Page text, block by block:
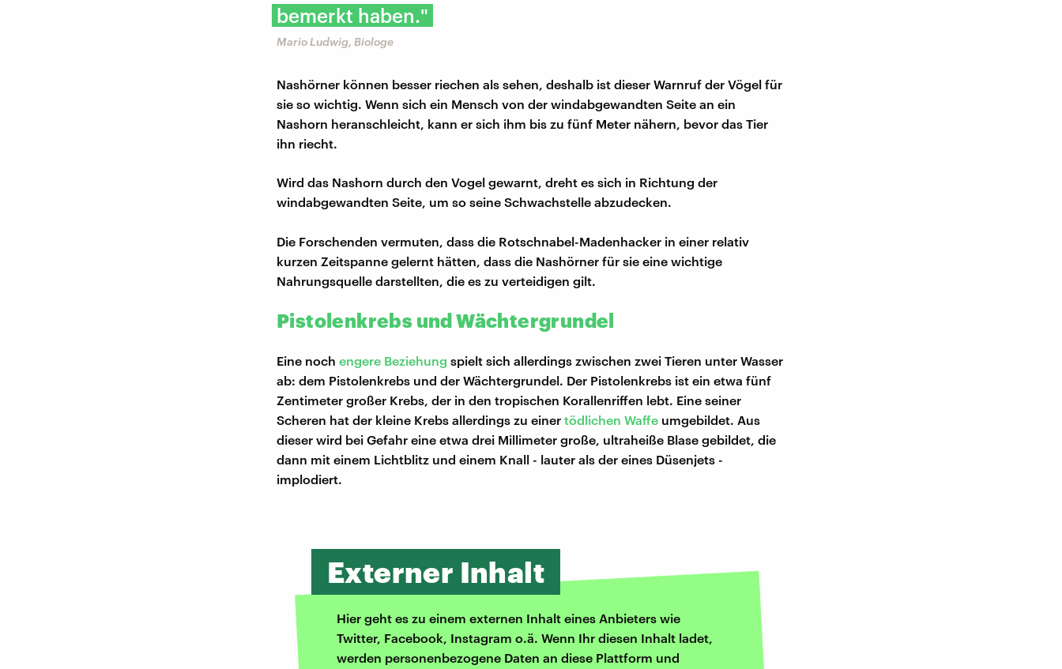
bemerkt haben."
Mario Ludwig, Biologe
Nashörner können besser riechen als sehen, deshalb ist dieser Warnruf der Vögel für
sie so wichtig. Wenn sich ein Mensch von der windabgewandten Seite an ein
Nashorn heranschleicht, kann er sich ihm bis zu fünf Meter nähern, bevor das Tier
ihn riecht.
Wird das Nashorn durch den Vogel gewarnt, dreht es sich in Richtung der
windabgewandten Seite, um so seine Schwachstelle abzudecken.
Die Forschenden vermuten, dass die Rotschnabel-Madenhacker in einer relativ
kurzen Zeitspanne gelernt hätten, dass die Nashörner für sie eine wichtige
Nahrungsquelle darstellten, die es zu verteidigen gilt.
Pistolenkrebs und Wächtergrundel
Eine noch engere Beziehung spielt sich allerdings zwischen zwei Tieren unter Wasser
ab: dem Pistolenkrebs und der Wächtergrundel. Der Pistolenkrebs ist ein etwa fünf
Zentimeter großer Krebs, der in den tropischen Korallenriffen lebt. Eine seiner
Scheren hat der kleine Krebs allerdings zu einer tödlichen Waffe umgebildet. Aus
dieser wird bei Gefahr eine etwa drei Millimeter große, ultraheiße Blase gebildet, die
dann mit einem Lichtblitz und einem Knall - lauter als der eines Düsenjets -
implodiert.
Externer Inhalt
Hier geht es zu einem externen Inhalt eines Anbieters wie
Twitter, Facebook, Instagram o.ä. Wenn Ihr diesen Inhalt ladet,
werden personenbezogene Daten an diese Plattform und